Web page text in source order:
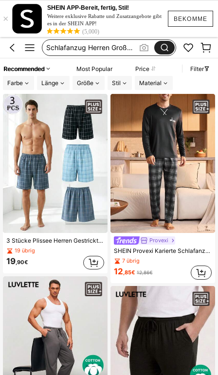
BEKOMME
×
SHEIN APP-Bereit, fertig, Stil!
Weitere exklusive Rabatte und Zusatzangebote gibt
es in der SHEIN APP!
(5,000)
Schlafanzug Kurze Hosen
Schlafanzug Herren
Schlafanzug Herren Große Größe
Schlafanzug Kurze Hosen
Schlafanzug Herren
Recommended Most Popular Price
Filter
Farbe
Länge Größe Stil Material
3 Stücke Plissee Herren Gestrickte Karomuster Lounge Shorts in Große Größen, Elastischer Bund Bequeme Casual Pyjama Shorts für Frühling/Sommer, Geeignet für Urlaub, Zuhause Entspannung, Geschenkidee
19 übrig
19,90€
Provexi
SHEIN Provexi Karierte Schlafanzughose in Große Größen für Herren, Loungewear für den Herbst
7 übrig
12,85€ 12,86€